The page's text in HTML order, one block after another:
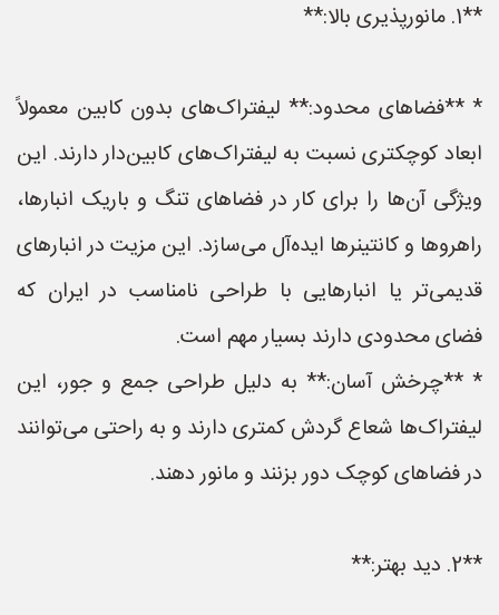
**1. مانورپذیری بالا:**
* **فضاهای محدود:** لیفتراک‌های بدون کابین معمولاً
ابعاد کوچکتری نسبت به لیفتراک‌های کابین‌دار دارند. این
ویژگی آن‌ها را برای کار در فضاهای تنگ و باریک انبارها،
راهروها و کانتینرها ایده‌آل می‌سازد. این مزیت در انبارهای
قدیمی‌تر یا انبارهایی با طراحی نامناسب در ایران که
فضای محدودی دارند بسیار مهم است.
* **چرخش آسان:** به دلیل طراحی جمع و جور، این
لیفتراک‌ها شعاع گردش کمتری دارند و به راحتی می‌توانند
در فضاهای کوچک دور بزنند و مانور دهند.
**2. دید بهتر:**